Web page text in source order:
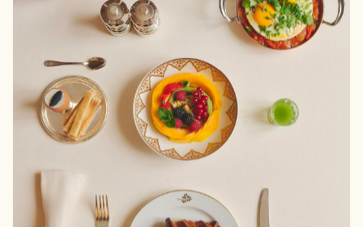
Au Pan Deï Palais, chaque expérience est
pensée pour créer du lien et insuffler une
énergie nouvelle aux équipes. Les participants
peuvent alterner entre des moments de bien-
être et de détente ou des activités
personnalisées leur permettant de découvrir la
région autrement, dans un esprit d’aventure et
de collaboration. Les événements d’entreprise
prennent une tout autre dimension, entre
élégance, déconnexion et esprit d’équipe.